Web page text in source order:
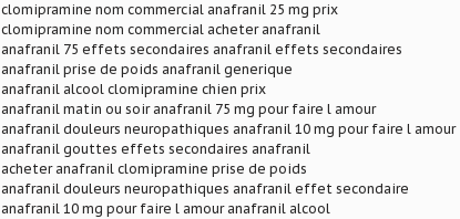
clomipramine nom commercial anafranil 25 mg prix
clomipramine nom commercial acheter anafranil
anafranil 75 effets secondaires anafranil effets secondaires
anafranil prise de poids anafranil generique
anafranil alcool clomipramine chien prix
anafranil matin ou soir anafranil 75 mg pour faire l amour
anafranil douleurs neuropathiques anafranil 10 mg pour faire l amour
anafranil gouttes effets secondaires anafranil
acheter anafranil clomipramine prise de poids
anafranil douleurs neuropathiques anafranil effet secondaire
anafranil 10 mg pour faire l amour anafranil alcool